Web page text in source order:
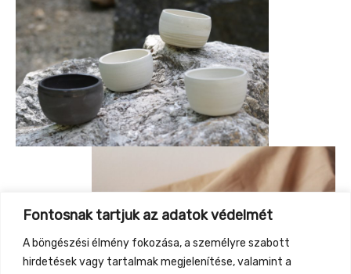
Fontosnak tartjuk az adatok védelmét
A böngészési élmény fokozása, a személyre szabott
hirdetések vagy tartalmak megjelenítése, valamint a